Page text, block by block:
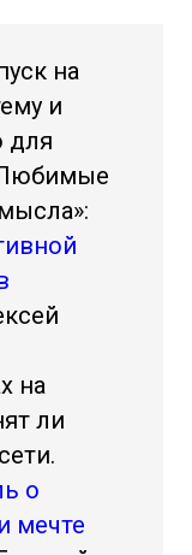
на
и
для
Любимые
на
ли
о
мечте